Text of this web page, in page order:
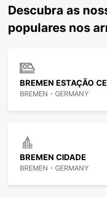
Descubra as
populares nos
BREMEN ESTAÇÃO
BREMEN - GERMANY
BREMEN CIDADE
BREMEN - GERMANY